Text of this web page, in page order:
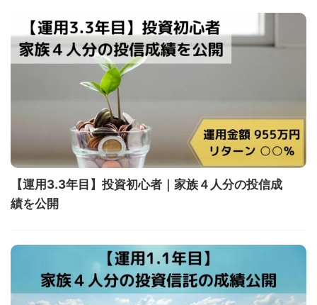
【運用3.3年目】投資初心者｜家族４人分の投信成
績を公開